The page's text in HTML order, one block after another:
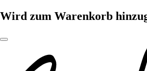
Wird zum Warenkorb